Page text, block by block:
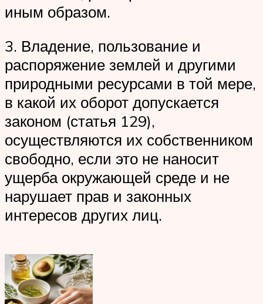
иным образом.
3. Владение, пользование и
распоряжение землей и другими
природными ресурсами в той мере,
в какой их оборот допускается
законом (статья 129),
осуществляются их собственником
свободно, если это не наносит
ущерба окружающей среде и не
нарушает прав и законных
интересов других лиц.